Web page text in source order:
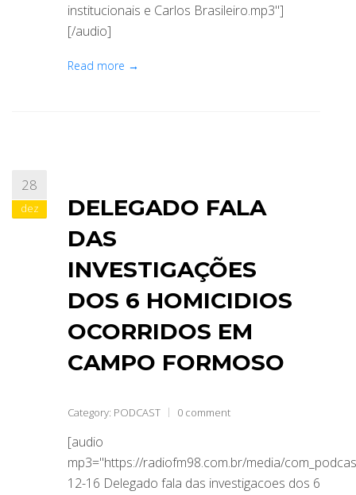
institucionais e Carlos Brasileiro.mp3"]
[/audio]
Read more →
28
dez
DELEGADO FALA
DAS
INVESTIGAÇÕES
DOS 6 HOMICIDIOS
OCORRIDOS EM
CAMPO FORMOSO
Category: PODCAST 0 comment
[audio
mp3="https://radiofm98.com.br/media/
12-16 Delegado fala das investigacoes dos 6